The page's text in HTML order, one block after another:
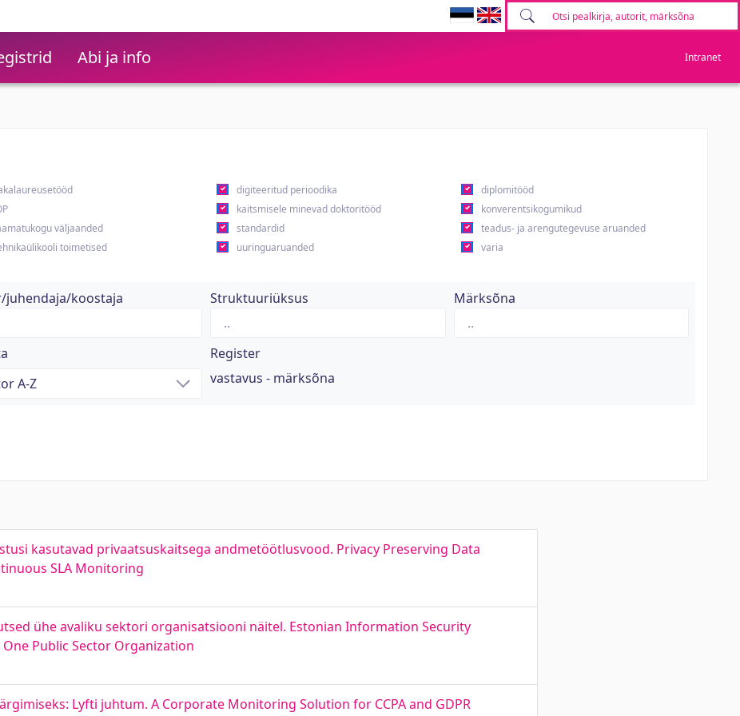
Abi ja info Intranet
digiteeritud perioodika
diplomitööd
kaitsmisele minevad doktoritööd
konverentsikogumikud
väljaanded standardid
teadus- ja arengutegevuse aruanded
toimetised uuringuaruanded
varia
juhendaja/koostaja Struktuuriüksus Märksõna
Register
vastavus - märksõna
kasutavad privaatsuskaitsega andmetöötlusvood. Privacy Preserving Data
SLA Monitoring
ühe avaliku sektori organisatsiooni näitel. Estonian Information Security
Public Sector Organization
Lyfti juhtum. A Corporate Monitoring Solution for CCPA and GDPR